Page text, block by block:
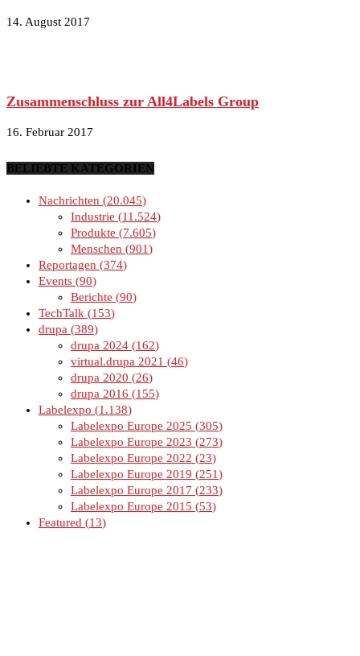
14. August 2017
Zusammenschluss zur All4Labels Group
16. Februar 2017
BELIEBTE KATEGORIEN
Nachrichten
20.045
Industrie
11.524
Produkte
7.605
Menschen
901
Reportagen
374
Events 90
Berichte
90
TechTalk
153
drupa
389
drupa 2024
162
virtual.drupa 2021
46
drupa 2020
26
drupa 2016
155
Labelexpo
1.138
Labelexpo Europe 2025
305
Labelexpo Europe 2023
273
Labelexpo Europe 2022
23
Labelexpo Europe 2019
251
Labelexpo Europe 2017
233
Labelexpo Europe 2015
53
Featured
13